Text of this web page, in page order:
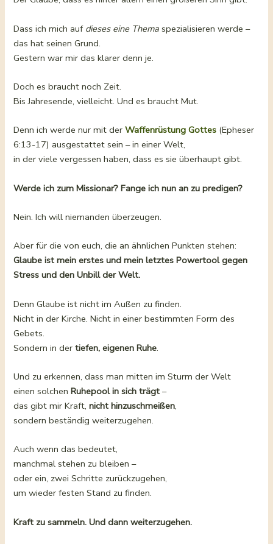
Dass ich mich auf dieses eine Thema spezialisieren werde –
das hat seinen Grund.
Gestern war mir das klarer denn je.
Doch es braucht noch Zeit.
Bis Jahresende, vielleicht. Und es braucht Mut.
Denn ich werde nur mit derWaffenrüstung Gottes (Epheser
6:13-17) ausgestattet sein – in einer Welt,
in der viele vergessen haben, dass es sie überhaupt gibt.
Werde ich zum Missionar? Fange ich nun an zu predigen?
Nein. Ich will niemanden überzeugen.
Aber für die von euch, die an ähnlichen Punkten stehen:
Glaube ist mein erstes und mein letztes Powertool gegen
Stress und den Unbill der Welt.
Denn Glaube ist nicht im Außen zu finden.
Nicht in der Kirche. Nicht in einer bestimmten Form des
Gebets.
Sondern in dertiefen, eigenen Ruhe.
Und zu erkennen, dass man mitten im Sturm der Welt
einen solchenRuhepool in sich trägt –
das gibt mir Kraft,nicht hinzuschmeißen,
sondern beständig weiterzugehen.
Auch wenn das bedeutet,
manchmal stehen zu bleiben –
oder ein, zwei Schritte zurückzugehen,
um wieder festen Stand zu finden.
Kraft zu sammeln. Und dann weiterzugehen.